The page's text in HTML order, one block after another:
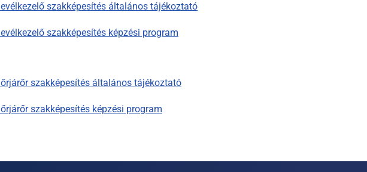
szakképesítés általános tájékoztató
szakképesítés képzési program
szakképesítés általános tájékoztató
szakképesítés képzési program